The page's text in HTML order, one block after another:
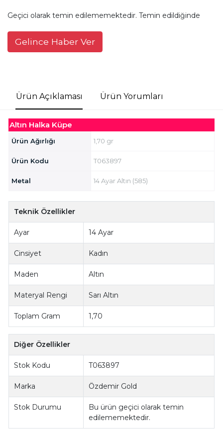
Geçici olarak temin edilememektedir. Temin edildiğinde
Gelince Haber Ver
Ürün Açıklaması Ürün Yorumları
Altın Halka Küpe
Ürün Ağırlığı 1,70 gr
Ürün Kodu T063897
Metal 14 Ayar Altın (585)
Teknik Özellikler
Ayar 14 Ayar
Cinsiyet Kadın
Maden Altın
Materyal Rengi Sarı Altın
Toplam Gram 1,70
Diğer Özellikler
Stok Kodu T063897
Marka Özdemir Gold
Stok Durumu
Bu ürün geçici olarak temin
edilememektedir.